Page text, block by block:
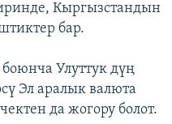
Кыргызстандын
бар.
Улуттук дүң
Эл аралык валюта
чектен да жогору болот.